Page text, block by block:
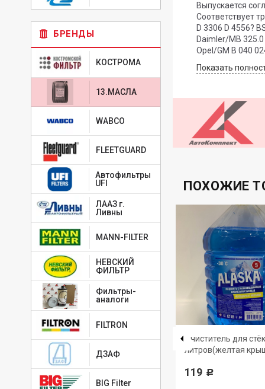
БРЕНДЫ
КОСТРОМА
13.МАСЛА
WABCO
FLEETGUARD
Автофильтры
UFI
ЛААЗ г.
Ливны
MANN-FILTER
НЕВСКИЙ
ФИЛЬТР
Фильтры-
аналоги
FILTRON
ДЗАФ
BIG Filter
Выпускается
Соответствует
Daimler/MB
Opel/GM B 040
Показать
ПОХОЖИЕ
4650229680819 - ТАТНЕФТЬ
Масло моторное Татнефть-
LUXE синтетика API
SN/SM/ILSAC GF-5 5W-30 4л
Очиститель для
литров(желтая
119 Р